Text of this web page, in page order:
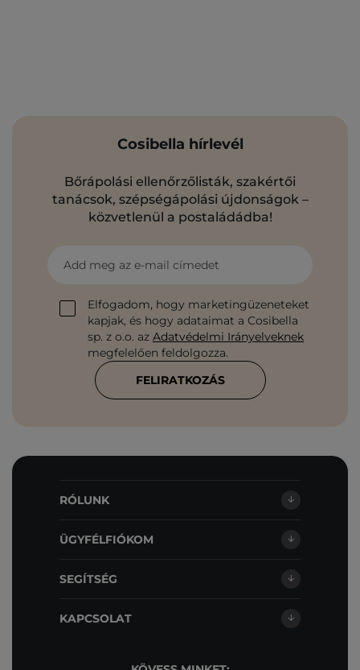
Cosibella hírlevél
Bőrápolási ellenőrzőlisták, szakértői
tanácsok, szépségápolási újdonságok –
közvetlenül a postaládádba!
Add meg az e-mail címedet
Elfogadom, hogy marketingüzeneteket
kapjak, és hogy adataimat a Cosibella
sp. z o.o. az Adatvédelmi Irányelveknek
megfelelően feldolgozza.
FELIRATKOZÁS
RÓLUNK
ÜGYFÉLFIÓKOM
SEGÍTSÉG
KAPCSOLAT